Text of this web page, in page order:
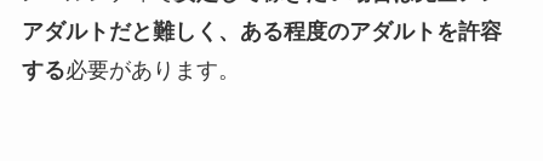
アダルトだと難しく、ある程度のアダルトを許容
する必要があります。